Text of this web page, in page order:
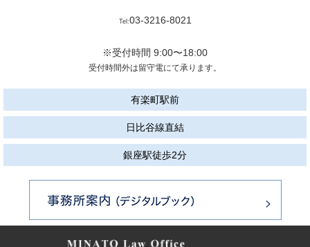
Tel:03-3216-8021
※受付時間 9:00〜18:00
受付時間外は留守電にて承ります。
有楽町駅前
日比谷線直結
銀座駅徒歩2分